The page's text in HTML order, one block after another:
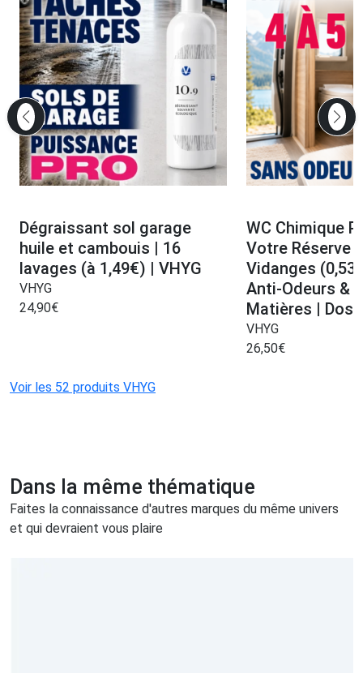
Dégraissant sol garage
huile et cambouis | 16
lavages (à 1,49€) | VHYG
VHYG
24,90€
WC Chimique
Votre Réserve
Vidanges (0,53
Anti-Odeurs &
Matières |
VHYG
26,50€
Voir les 52 produits VHYG
Dans la même thématique
Faites la connaissance d'autres marques du même univers
et qui devraient vous plaire